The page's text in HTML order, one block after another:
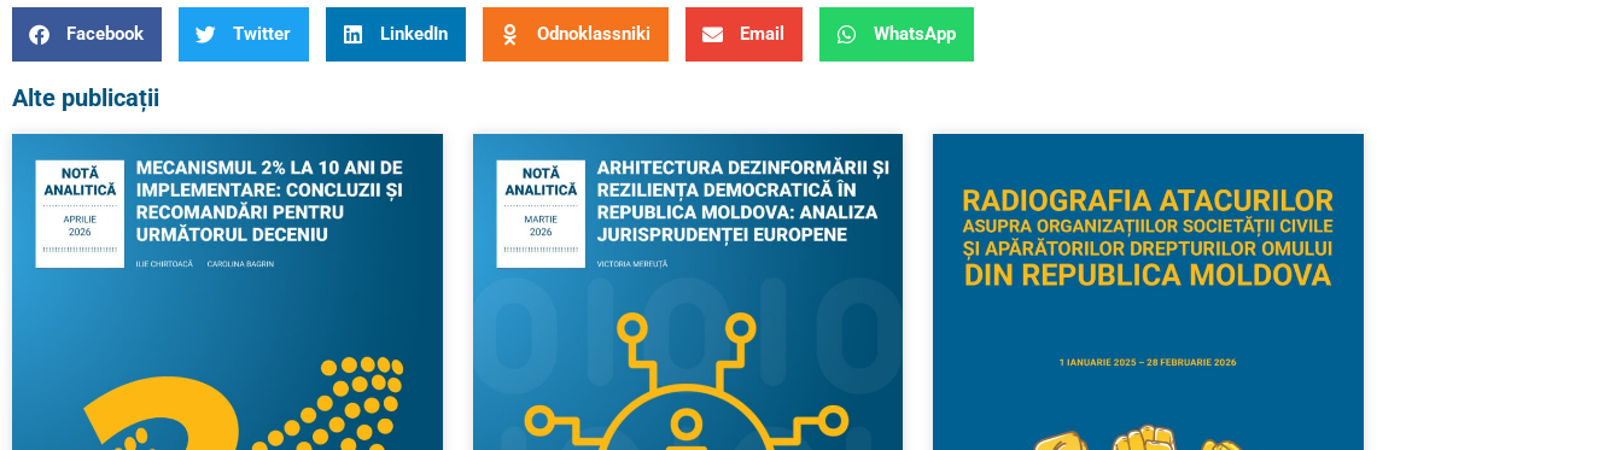
Facebook Twitter LinkedIn Odnoklassniki Email WhatsApp
Alte publicații